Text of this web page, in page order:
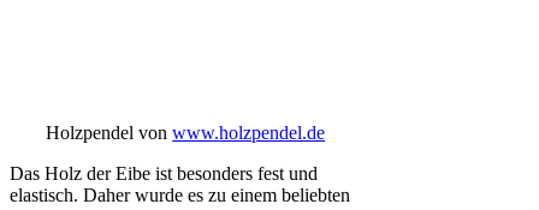
Holzpendel vonwww.holzpendel.de
Das Holz der Eibe ist besonders fest und
elastisch. Daher wurde es zu einem beliebten